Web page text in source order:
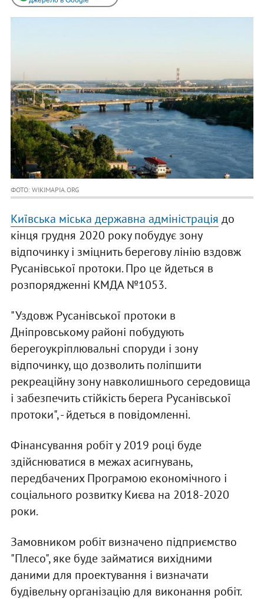
ФОТО: WIKIMAPIA.ORG
Київська міська державна адміністрація до
кінця грудня 2020 року побудує зону
відпочинку і зміцнить берегову лінію вздовж
Русанівської протоки. Про це йдеться в
розпорядженні КМДА №1053.
"Уздовж Русанівської протоки в
Дніпровському районі побудують
берегоукріплювальні споруди і зону
відпочинку, що дозволить поліпшити
рекреаційну зону навколишнього середовища
і забезпечить стійкість берега Русанівської
протоки", - йдеться в повідомленні.
Фінансування робіт у 2019 році буде
здійснюватися в межах асигнувань,
передбачених Програмою економічного і
соціального розвитку Києва на 2018-2020
роки.
Замовником робіт визначено підприємство
"Плесо", яке буде займатися вихідними
даними для проектування і визначати
будівельну організацію для виконання робіт.